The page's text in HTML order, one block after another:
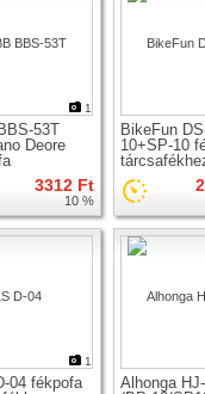
1
53T
Deore
3312 Ft
10 %
BikeFun
10+SP-10
1
04 fékpofa
Alhonga